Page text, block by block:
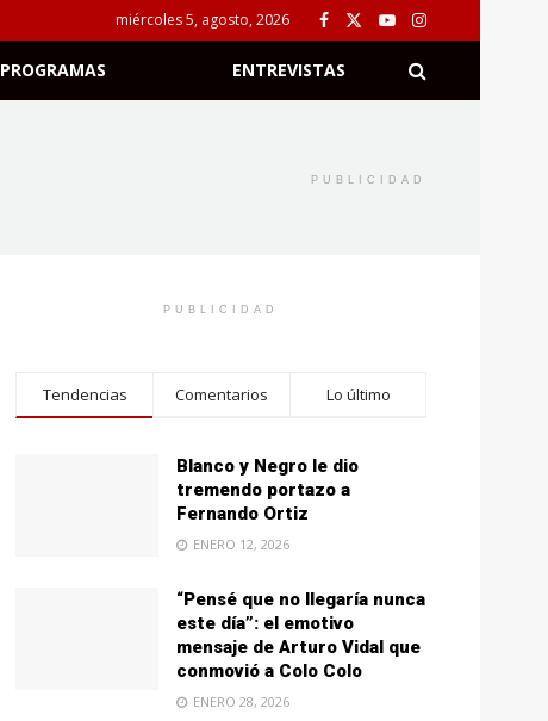
miércoles 5, agosto, 2026
PROGRAMAS ENTREVISTAS
PUBLICIDAD
PUBLICIDAD
Tendencias Comentarios Lo último
Blanco y Negro le dio
tremendo portazo a
Fernando Ortiz
ENERO 12, 2026
“Pensé que no llegaría nunca
este día”: el emotivo
mensaje de Arturo Vidal que
conmovió a Colo Colo
ENERO 28, 2026